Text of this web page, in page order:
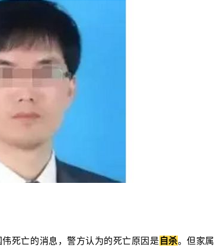
死亡的消息，警方认为的死亡原因是自杀。但家属